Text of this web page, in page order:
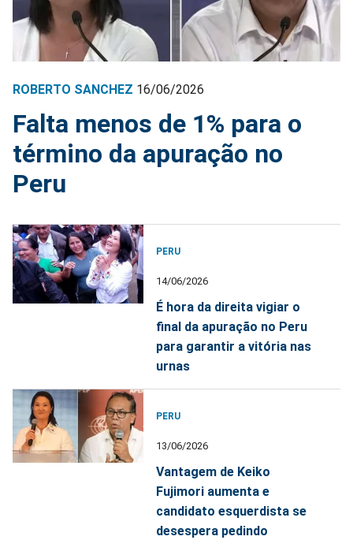
ROBERTO SANCHEZ 16/06/2026
Falta menos de 1% para o
término da apuração no
Peru
PERU
14/06/2026
É hora da direita vigiar o
final da apuração no Peru
para garantir a vitória nas
urnas
PERU
13/06/2026
Vantagem de Keiko
Fujimori aumenta e
candidato esquerdista se
desespera pedindo